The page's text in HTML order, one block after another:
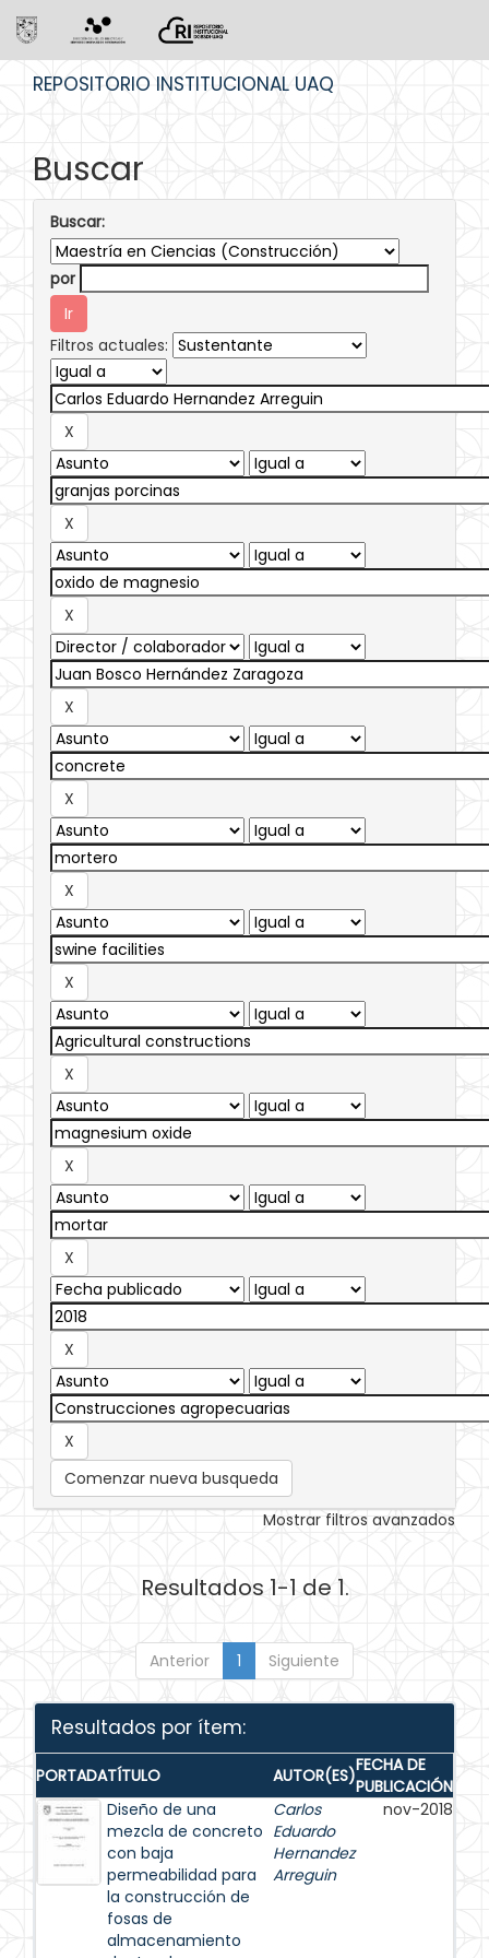
REPOSITORIO INSTITUCIONAL UAQ
Buscar
Buscar:
por
Filtros actuales:
Comenzar nueva busqueda
Mostrar filtros avanzados
Resultados 1-1 de 1.
Anterior 1 Siguiente
Resultados por ítem:
PORTADATÍTULO AUTOR(ES)FECHA DE
PUBLICACIÓN
Diseño de una
mezcla de concreto
con baja
permeabilidad para
la construcción de
fosas de
almacenamiento
Carlos
Eduardo
Hernandez
Arreguin
nov-2018